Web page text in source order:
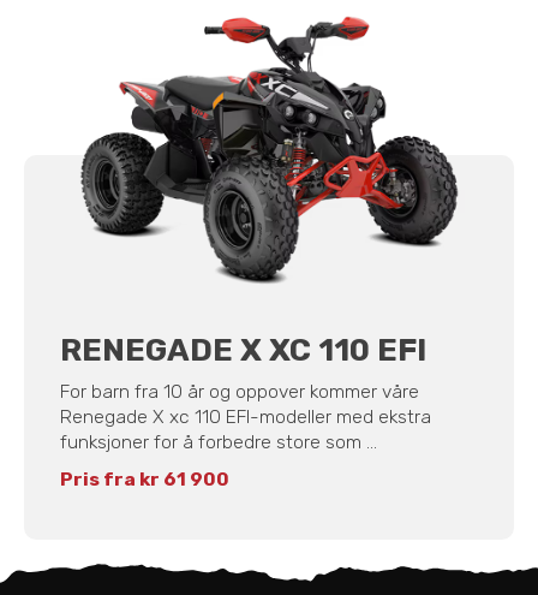
RENEGADE X XC 110 EFI
For barn fra 10 år og oppover kommer våre
Renegade X xc 110 EFI-modeller med ekstra
funksjoner for å forbedre store som ...
Pris fra kr 61 900